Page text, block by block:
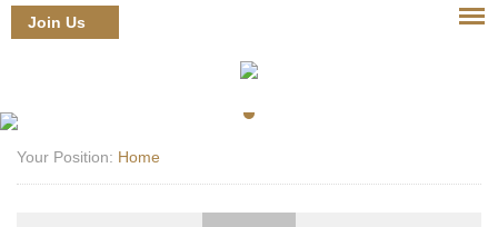
Login
Join Us
Your Position: Home